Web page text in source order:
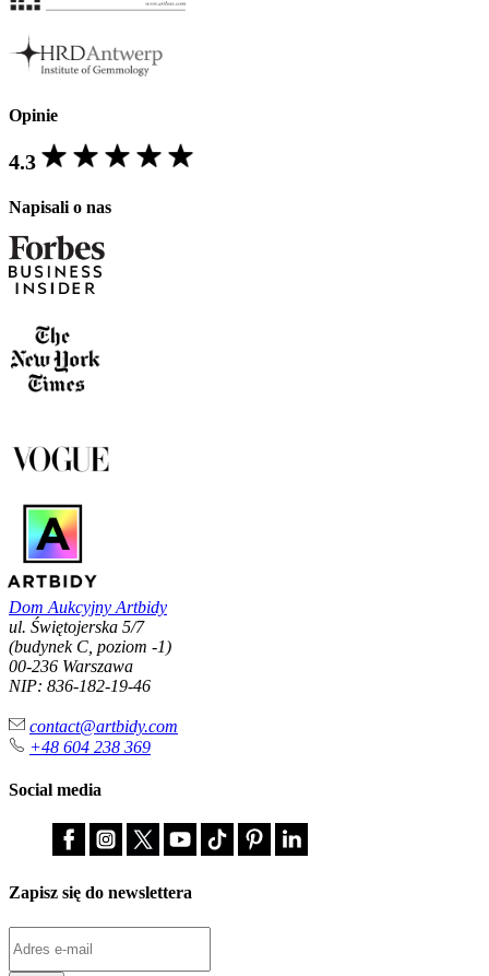
Opinie
4.3
Napisali o nas
Dom Aukcyjny Artbidy
ul. Świętojerska 5/7
(budynek C, poziom -1)
00-236 Warszawa
NIP: 836-182-19-46
contact@artbidy.com
+48 604 238 369
Social media
Zapisz się do newslettera